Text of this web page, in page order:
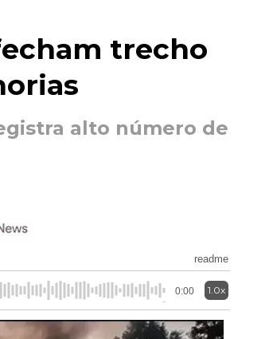
trecho
alto número de
readme
0:00 1.0x